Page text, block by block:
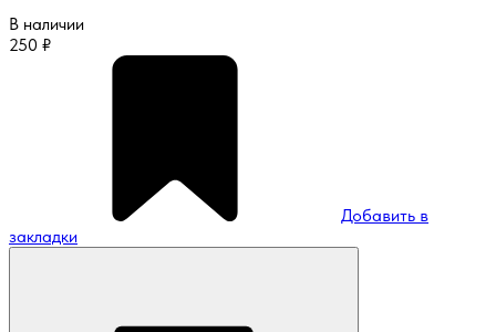
В наличии
250 ₽
Добавить в
закладки